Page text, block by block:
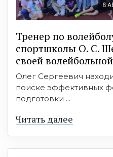
8
Тренер по
спортшколы О. С.
своей
Олег Сергеевич
поиске эффективных
подготовки ...
Читать далее